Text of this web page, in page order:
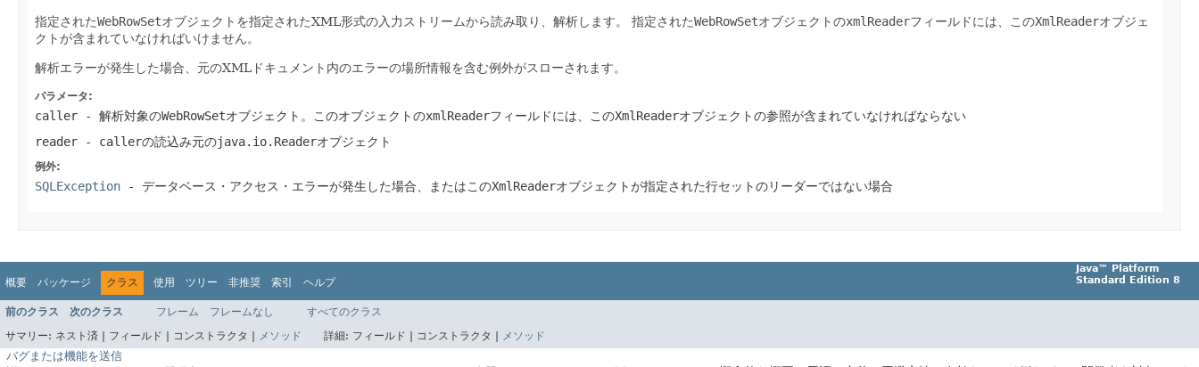
指定されたWebRowSetオブジェクトを指定されたXML形式の入力ストリームから読み取り、解析します。 指定されたWebRowSetオブジェクトのxmlReaderフィールドには、このXmlReaderオブジェ
クトが含まれていなければいけません。
解析エラーが発生した場合、元のXMLドキュメント内のエラーの場所情報を含む例外がスローされます。
パラメータ:
caller - 解析対象のWebRowSetオブジェクト。このオブジェクトのxmlReaderフィールドには、このXmlReaderオブジェクトの参照が含まれていなければならない
reader - callerの読込み元のjava.io.Readerオブジェクト
例外:
SQLException - データベース・アクセス・エラーが発生した場合、またはこのXmlReaderオブジェクトが指定された行セットのリーダーではない場合
概要 パッケージ クラス 使用 ツリー 非推奨 索引 ヘルプ
Java™ Platform
Standard Edition 8
前のクラス 次のクラス フレーム フレームなし
すべてのクラス
サマリー: ネスト済 | フィールド | コンストラクタ | メソッド 詳細: フィールド | コンストラクタ | メソッド
バグまたは機能を送信